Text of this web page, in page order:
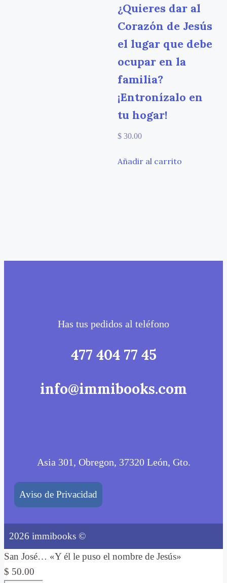
¿Quieres dar al
Corazón de Jesús
el lugar que debe
ocupar en la
familia?
¡Entronízalo en
tu hogar!
$ 30.00
Añadir al carrito
Has tus pedidos al teléfono
477 404 77 45
info@immibooks.com
Asia 301, Obregon, 37320 León, Gto.
Aviso de Privacidad
2026 immibooks ©
San José… «Y él le puso el nombre de Jesús»
$ 50.00